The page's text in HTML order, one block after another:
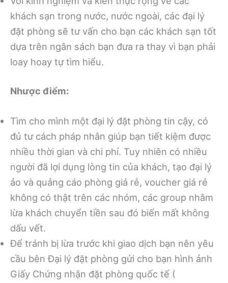
khách sạn trong nước, nước ngoài, các đại lý
đặt phòng sẽ tư vấn cho bạn các khách sạn tốt
dựa trên ngân sách bạn đưa ra thay vì bạn phải
loay hoay tự tìm hiểu.
Nhược điểm:
Tìm cho mình một đại lý đặt phòng tin cậy, có
đủ tư cách pháp nhân giúp bạn tiết kiệm được
nhiều thời gian và chi phí. Tuy nhiên có nhiều
người đã lợi dụng lòng tin của khách, tạo đại lý
ảo và quảng cáo phòng giá rẻ, voucher giá rẻ
không có thật trên các nhóm, các group nhằm
lừa khách chuyển tiền sau đó biến mất không
dấu vết.
Để tránh bị lừa trước khi giao dịch bạn nên yêu
cầu bên Đại lý đặt phòng gửi cho bạn hình ảnh
Giấy Chứng nhận đặt phòng quốc tế (